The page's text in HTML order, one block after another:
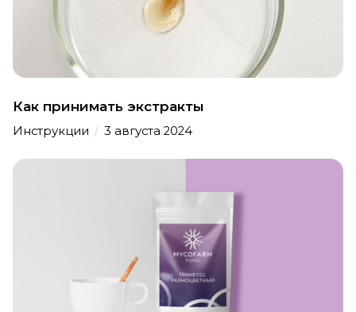
Как принимать экстракты
Инструкции / 3 августа 2024